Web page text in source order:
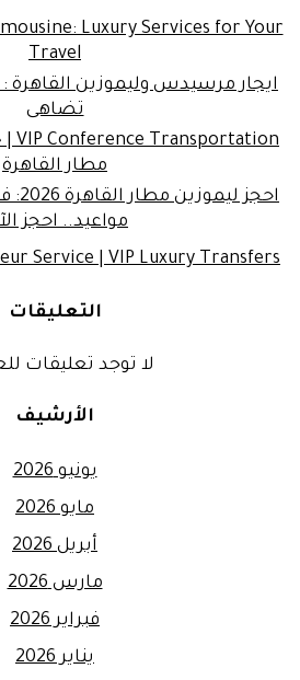
Luxury Services for Your
Travel
ايجار مرسيدس وليموزين القاهرة :
تضاهى
مطار القاهرة
مواعيد.. احجز
Service | VIP Luxury Transfers
التعليقات
لا توجد تعليقات
الأرشيف
يونيو 2026
مايو 2026
أبريل 2026
مارس 2026
فبراير 2026
يناير 2026